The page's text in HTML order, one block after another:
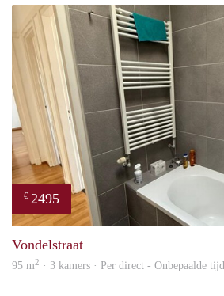
€ 2495
Vondelstraat
95 m2 · 3 kamers · Per direct - Onbepaalde tijd